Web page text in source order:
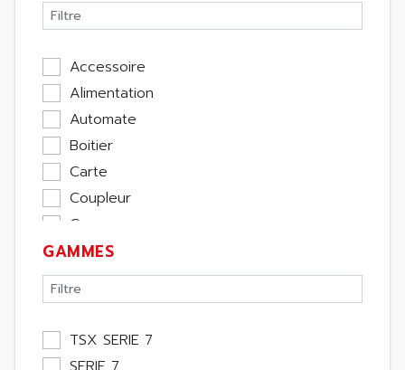
Accessoire
Alimentation
Automate
Boitier
Carte
Coupleur
Cpu
Ecran
Entrée / Sortie
Memoire
Module Métier
Moteur
GAMMES
TSX SERIE 7